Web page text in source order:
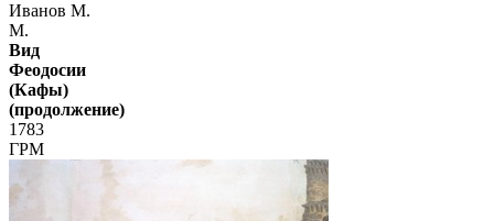
Иванов М.
М.
Вид
Феодосии
(Кафы)
(продолжение)
1783
ГРМ